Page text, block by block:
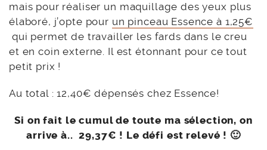
mais pour réaliser un maquillage des yeux plus
élaboré, j’opte pour un pinceau Essence à 1,25€
qui permet de travailler les fards dans le creu
et en coin externe. Il est étonnant pour ce tout
petit prix !
Au total : 12,40€ dépensés chez Essence!
Si on fait le cumul de toute ma sélection, on
arrive à.. 29,37€ ! Le défi est relevé ! 🙂